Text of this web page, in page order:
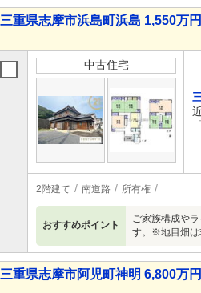
三重県志摩市浜島町浜島 1,550万
中古住宅
2階建て 南道路 所有権
おすすめポイント
ご家族構成や
す。※地目畑は
三重県志摩市阿児町神明 6,800万